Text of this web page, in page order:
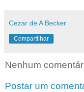
Cezar de A Becker
Compartilhar
Nenhum
Postar um